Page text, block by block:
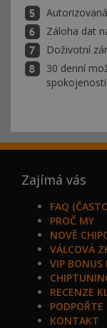
Záloha dat
Doživotní
30 denní
Zajímá vás
FAQ
PROČ MY
NOVĚ
VÁLCOVÁ
VIP BONUS
RECENZE
PODPOŘTE
KONTAKT